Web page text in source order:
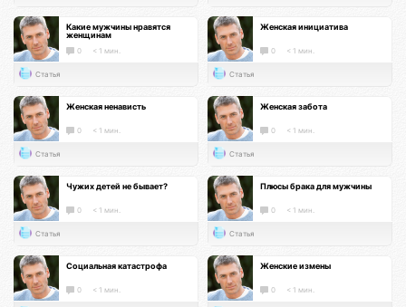
Какие мужчины нравятся
женщинам
0 < 1 мин.
Статья
Женская инициатива
0 < 1 мин.
Статья
Женская ненависть
0 < 1 мин.
Статья
Женская забота
0 < 1 мин.
Статья
Чужих детей не бывает?
0 < 1 мин.
Статья
Плюсы брака для мужчины
0 < 1 мин.
Статья
Социальная катастрофа
0 < 1 мин.
Женские измены
0 < 1 мин.